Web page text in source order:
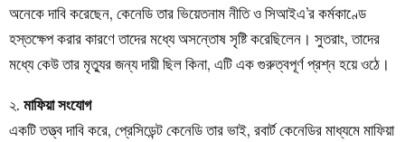
অনেকে দাবি করেছেন, কেনেডি তার ভিয়েতনাম নীতি ও সিআইএ’র কর্মকাণ্ডে
হস্তক্ষেপ করার কারণে তাদের মধ্যে অসন্তোষ সৃষ্টি করেছিলেন। সুতরাং, তাদের
মধ্যে কেউ তার মৃত্যুর জন্য দায়ী ছিল কিনা, এটি এক গুরুত্বপূর্ণ প্রশ্ন হয়ে ওঠে।
২. মাফিয়া সংযোগ
একটি তত্ত্ব দাবি করে, প্রেসিডেন্ট কেনেডি তার ভাই, রবার্ট কেনেডির মাধ্যমে মাফিয়া